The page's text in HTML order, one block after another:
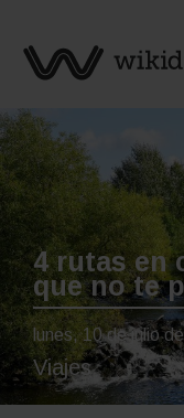
4 rutas en
que no te
lunes, 10 de julio
Viajes